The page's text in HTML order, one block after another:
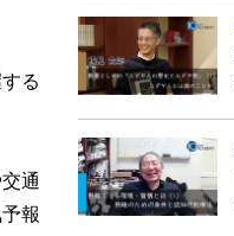
る
通
報